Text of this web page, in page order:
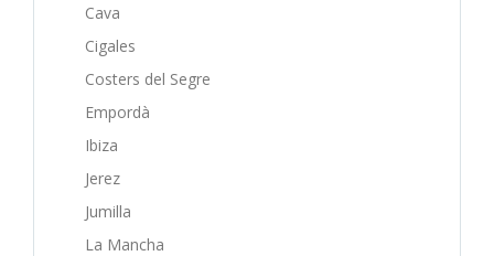
Cava
Cigales
Costers del Segre
Empordà
Ibiza
Jerez
Jumilla
La Mancha